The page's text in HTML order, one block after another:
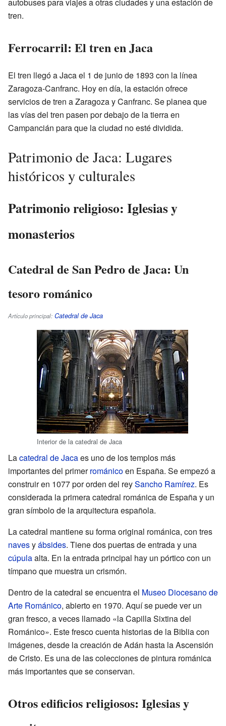
tren.
Ferrocarril: El tren en Jaca
El tren llegó a Jaca el 1 de junio de 1893 con la línea
Zaragoza-Canfranc. Hoy en día, la estación ofrece
servicios de tren a Zaragoza y Canfranc. Se planea que
las vías del tren pasen por debajo de la tierra en
Campancián para que la ciudad no esté dividida.
Patrimonio de Jaca: Lugares
históricos y culturales
Patrimonio religioso: Iglesias y
monasterios
Catedral de San Pedro de Jaca: Un
tesoro románico
Artículo principal: Catedral de Jaca
Interior de la catedral de Jaca
Lacatedral de Jacaes uno de los templos más
importantes del primerrománicoen España. Se empezó a
construir en 1077 por orden del reySancho Ramírez. Es
considerada la primera catedral románica de España y un
gran símbolo de la arquitectura española.
La catedral mantiene su forma original románica, con tres
navesyábsides. Tiene dos puertas de entrada y una
cúpulaalta. En la entrada principal hay un pórtico con un
tímpano que muestra un crismón.
Dentro de la catedral se encuentra el Museo Diocesano de
Arte Románico, abierto en 1970. Aquí se puede ver un
gran fresco, a veces llamado «la Capilla Sixtina del
Románico». Este fresco cuenta historias de la Biblia con
imágenes, desde la creación de Adán hasta la Ascensión
de Cristo. Es una de las colecciones de pintura románica
más importantes que se conservan.
Otros edificios religiosos: Iglesias y